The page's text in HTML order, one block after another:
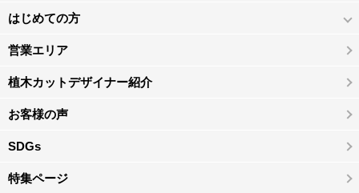
はじめての方
営業エリア
植木カットデザイナー紹介
お客様の声
SDGs
特集ページ